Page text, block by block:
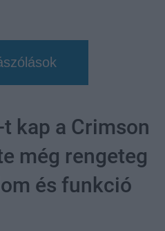
kap a Crimson
még rengeteg
és funkció